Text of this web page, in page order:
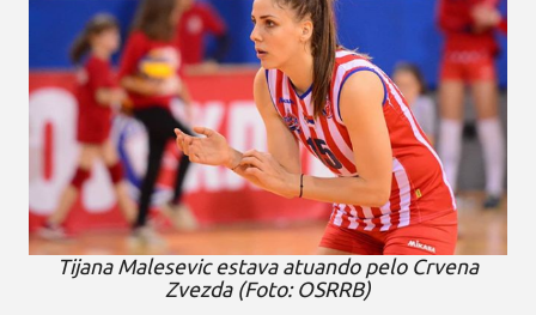
Tijana Malesevic estava atuando pelo Crvena
Zvezda (Foto: OSRRB)